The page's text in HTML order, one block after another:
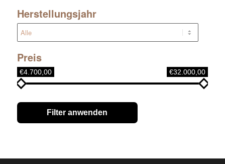
Herstellungsjahr
Preis
€4.700,00 €32.000,00
Filter anwenden